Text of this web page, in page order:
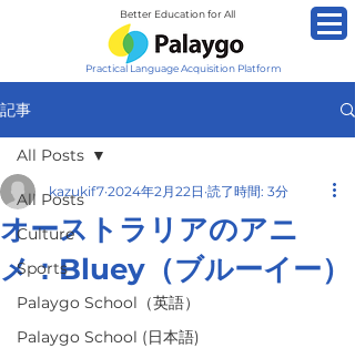
Better Education for All
Practical Language Acquisition Platform
記事
All Posts
Culture
Sports
Palaygo School（英語）
Palaygo School (日本語)
All Posts
オーストラリアのアニ
メ：Bluey（ブルーイー）
kazukif7 2024年2月22日 読了時間: 3分